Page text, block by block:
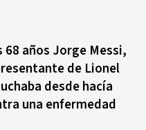
68 años Jorge Messi,
de Lionel
desde hacía
una enfermedad